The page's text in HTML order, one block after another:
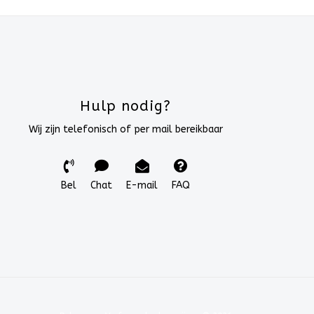
Hulp nodig?
Wij zijn telefonisch of per mail bereikbaar
Bel Chat E-mail FAQ